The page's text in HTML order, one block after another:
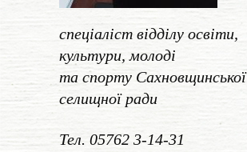
спеціаліст відділу освіти,
культури, молоді
та спорту Сахновщинської
селищної ради
Тел. 05762 3-14-31